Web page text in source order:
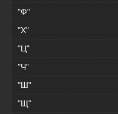
"Ф"
"Х"
"Ц"
"Ч"
"Ш"
"Щ"